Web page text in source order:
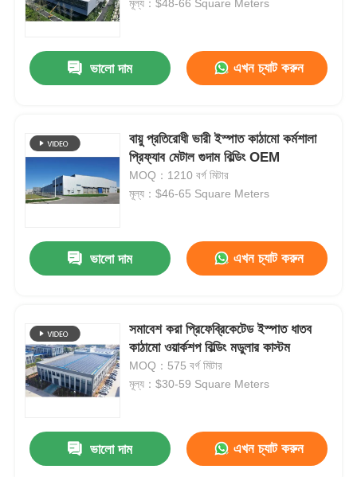
মূল্য：$48-66 Square Meters
ভালো দাম এখন চ্যাট করুন
বায়ু প্রতিরোধী ভারী ইস্পাত কাঠামো কর্মশালা
প্রিফ্যাব মেটাল গুদাম বিল্ডিং OEM
MOQ：1210 বর্গ মিটার
মূল্য：$46-65 Square Meters
ভালো দাম এখন চ্যাট করুন
সমাবেশ করা প্রিফেব্রিকেটেড ইস্পাত ধাতব
কাঠামো ওয়ার্কশপ বিল্ডিং মডুলার কাস্টম
MOQ：575 বর্গ মিটার
মূল্য：$30-59 Square Meters
ভালো দাম এখন চ্যাট করুন